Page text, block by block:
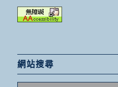
網站搜尋